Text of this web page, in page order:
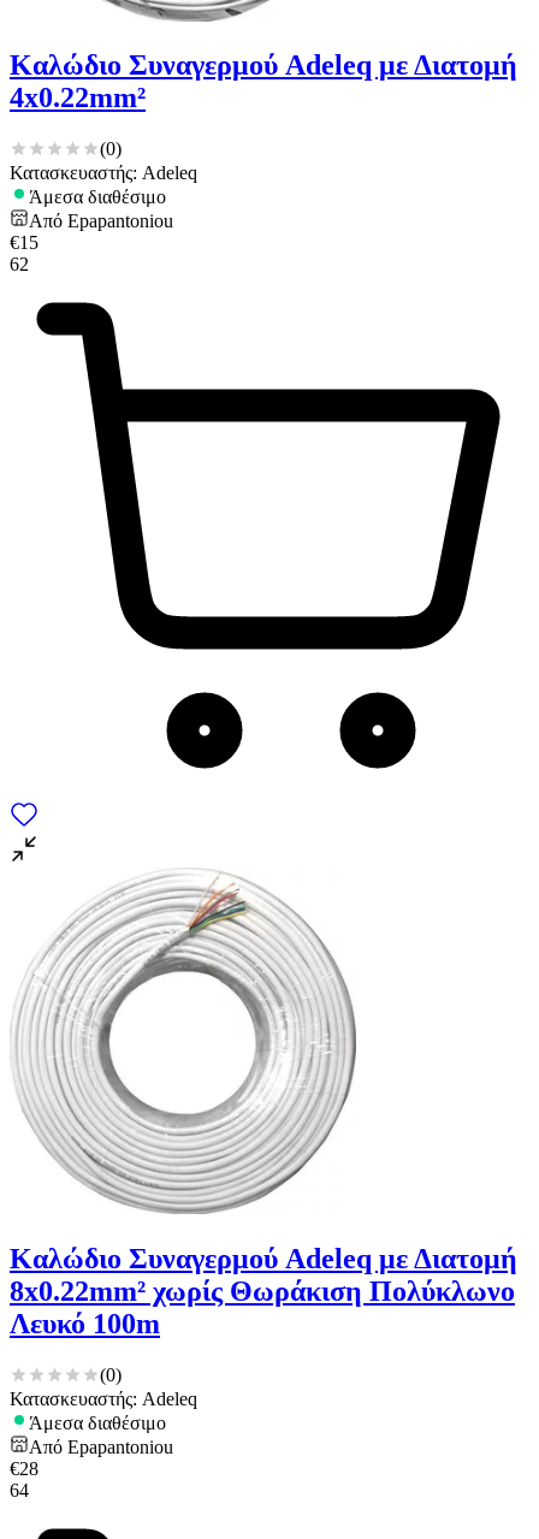
Καλώδιο Συναγερμού Adeleq με Διατομή
4x0.22mm²
(0)
Κατασκευαστής: Adeleq
Άμεσα διαθέσιμο
Από Epapantoniou
€15
62
Καλώδιο Συναγερμού Adeleq με Διατομή
8x0.22mm² χωρίς Θωράκιση Πολύκλωνο
Λευκό 100m
(0)
Κατασκευαστής: Adeleq
Άμεσα διαθέσιμο
Από Epapantoniou
€28
64